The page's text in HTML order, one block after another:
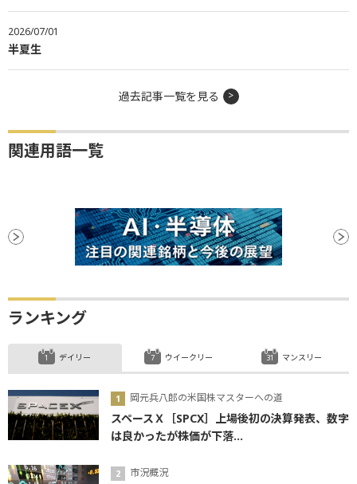
2026/07/01
半夏生
過去記事一覧を見る
関連用語一覧
ランキング
デイリー
岡元兵八郎の米国株マスターへの道
スペースＸ［SPCX］上場後初の決算発表、数字
は良かったが株価が下落...
市況概況
ウイークリー マンスリー